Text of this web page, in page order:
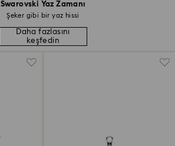
Swarovski Yaz Zamanı
Şeker gibi bir yaz hissi
Daha fazlasını
keşfedin